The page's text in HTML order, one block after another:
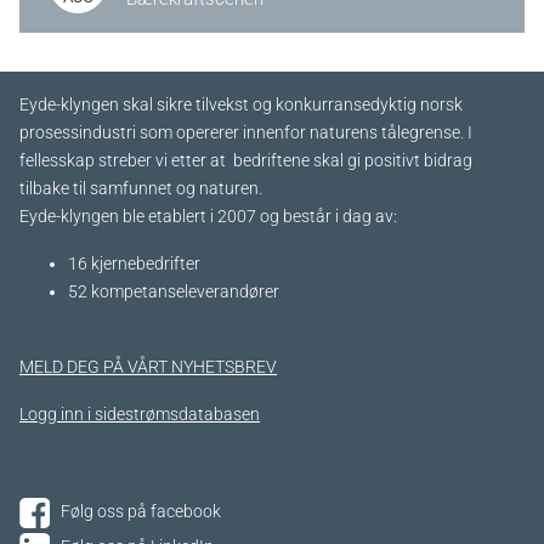
Eyde-klyngen skal sikre tilvekst og konkurransedyktig norsk
prosessindustri som opererer innenfor naturens tålegrense. I
fellesskap streber vi etter at bedriftene skal gi positivt bidrag
tilbake til samfunnet og naturen.
Eyde-klyngen ble etablert i 2007 og består i dag av:
16 kjernebedrifter​
52 kompetanseleverandører
MELD DEG PÅ VÅRT NYHETSBREV
Logg inn i sidestrømsdatabasen
Følg oss på facebook